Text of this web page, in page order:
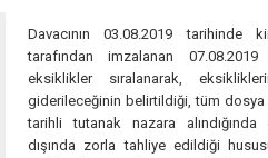
Davacının 03.08.2019 tarihinde
tarafından imzalanan
eksiklikler sıralanarak,
giderileceğinin belirtildiği, tüm
tarihli tutanak nazara alındığında
dışında zorla tahliye edildiği